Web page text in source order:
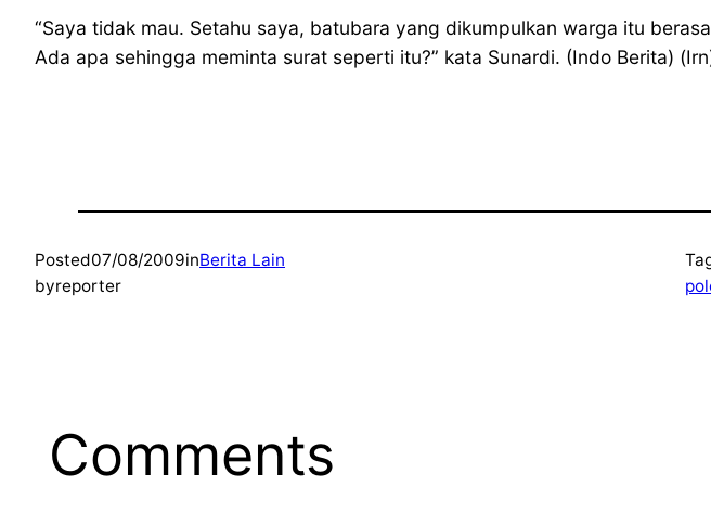
“Saya tidak mau. Setahu saya, batubara yang dikumpulkan warga itu
Ada apa sehingga meminta surat seperti itu?” kata Sunardi. (Indo Berita)
Posted07/08/2009inBerita Lain
byreporter
Comments